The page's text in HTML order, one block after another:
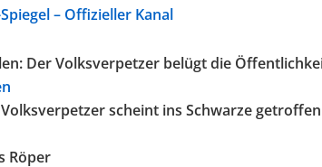
– Offizieller Kanal
Der Volksverpetzer belügt die
scheint ins Schwarze
Röper